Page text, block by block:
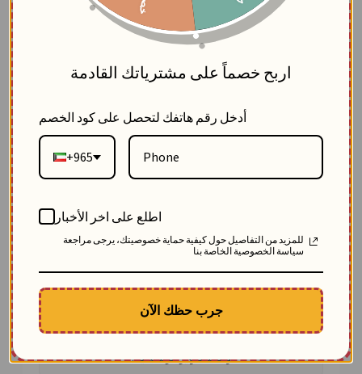
تفاصيل المنتج
قميص نسائي كريب شيفون
يجمع بين نعومة الكريب وتطريزات
راقية مع طبقات بليسيه تمنحكِ إطلالة أنيقة تناسب
تسوقي قمصان شيفون نسائية موضة 2026
قميص شيفون أبيض للمحجبات
بتصميم أنيق ومحتشم ملائم للمناسبات
والمشاوير الرسمية.
اربح خصماً على مشترياتك القادمة
أدخل رقم هاتفك لتحصل على كود الخصم
+965
اطلع على اخر الأخبار
للمزيد من التفاصيل حول كيفية حماية خصوصيتك، يرجى مراجعة
سياسة الخصوصية الخاصة بنا
جرب حظك الآن